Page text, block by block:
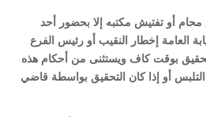
مع محام أو تفتيش مكتبه إلا بحضور أحد
العامة إخطار النقيب أو رئيس الفرع
بوقت كاف ويستثنى من أحكام هذه
التلبس أو إذا كان التحقيق بواسطة قاضي